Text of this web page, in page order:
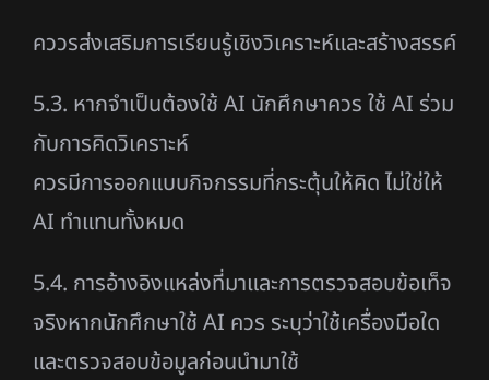
คววรส่งเสริมการเรียนรู้เชิงวิเคราะห์และสร้างสรรค์
5.3. หากจำเป็นต้องใช้ AI นักศึกษาควร ใช้ AI ร่วม
กับการคิดวิเคราะห์
ควรมีการออกแบบกิจกรรมที่กระตุ้นให้คิด ไม่ใช่ให้
AI ทำแทนทั้งหมด
5.4. การอ้างอิงแหล่งที่มาและการตรวจสอบข้อเท็จ
จริงหากนักศึกษาใช้ AI ควร ระบุว่าใช้เครื่องมือใด
และตรวจสอบข้อมูลก่อนนำมาใช้